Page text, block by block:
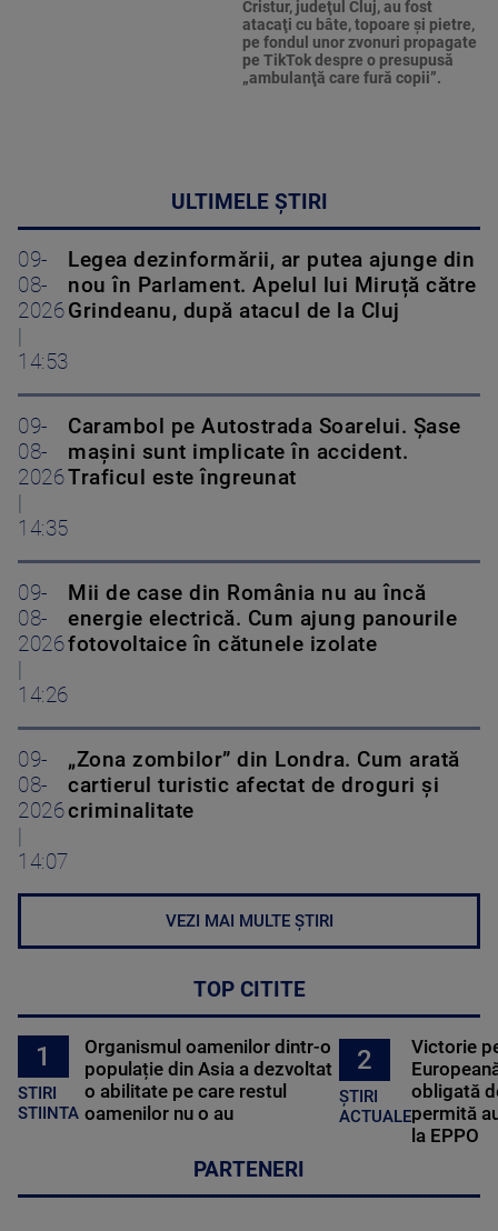
Cristur, judeţul Cluj, au fost
atacaţi cu bâte, topoare şi pietre,
pe fondul unor zvonuri propagate
pe TikTok despre o presupusă
„ambulanţă care fură copii”.
ULTIMELE ȘTIRI
09-
08-
2026
14:53
Legea dezinformării, ar putea ajunge din
nou în Parlament. Apelul lui Miruță către
Grindeanu, după atacul de la Cluj
09-
08-
2026
14:35
Carambol pe Autostrada Soarelui. Șase
mașini sunt implicate în accident.
Traficul este îngreunat
09-
08-
2026
14:26
Mii de case din România nu au încă
energie electrică. Cum ajung panourile
fotovoltaice în cătunele izolate
09-
08-
2026
14:07
„Zona zombilor” din Londra. Cum arată
cartierul turistic afectat de droguri și
criminalitate
VEZI MAI MULTE ȘTIRI
TOP CITITE
1
STIRI
STIINTA
Organismul oamenilor dintr-o
populație din Asia a dezvoltat
o abilitate pe care restul
oamenilor nu o au
2
ȘTIRI
ACTUALE
Victorie
obligată
permită
la EPPO
PARTENERI